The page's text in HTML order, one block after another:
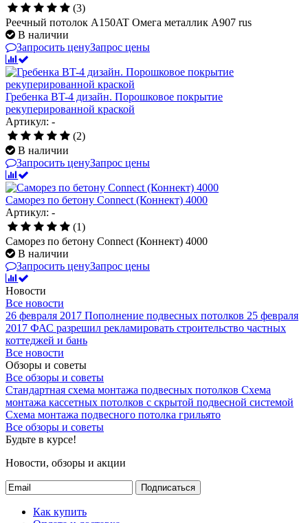
(3)
Реечный потолок A150AT Омега металлик А907 rus
В наличии
Запросить ценуЗапрос цены
Гребенка BT-4 дизайн. Порошковое покрытие
рекуперированной краской
Артикул: -
(2)
В наличии
Запросить ценуЗапрос цены
Саморез по бетону Connect (Коннект) 4000
Артикул: -
(1)
Саморез по бетону Connect (Коннект) 4000
В наличии
Запросить ценуЗапрос цены
Новости
Все новости
26 февраля 2017 Пополнение подвесных потолков 25 февраля
2017 ФАС разрешил рекламировать строительство частных
коттеджей и бань
Все новости
Обзоры и советы
Все обзоры и советы
Стандартная схема монтажа подвесных потолков Схема
монтажа кассетных потолков с скрытой подвесной системой
Схема монтажа подвесного потолка грильято
Все обзоры и советы
Будьте в курсе!
Новости, обзоры и акции
Подписаться
Как купить